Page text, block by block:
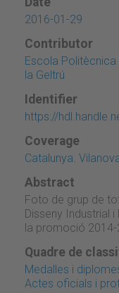
2016-01-29
Contributor
Escola Politècnica
la Geltrú
Identifier
https://
Coverage
Catalunya.
Abstract
Foto de grup de
Disseny Industrial
la promoció 2014-
Quadre de
Medalles i
Actes oficials i